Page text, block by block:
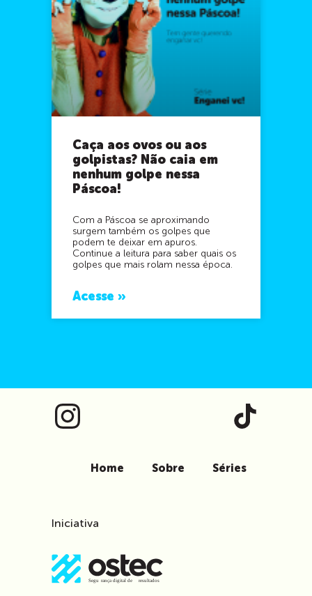
Caça aos ovos ou aos
golpistas? Não caia em
nenhum golpe nessa
Páscoa!
Com a Páscoa se aproximando
surgem também os golpes que
podem te deixar em apuros.
Continue a leitura para saber quais os
golpes que mais rolam nessa época.
Acesse »
Home Sobre Séries
Iniciativa